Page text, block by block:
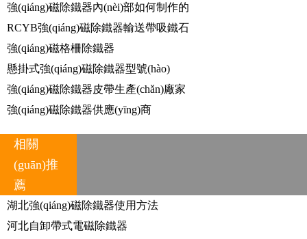
強(qiáng)磁除鐵器內(nèi)部如何制作的
RCYB強(qiáng)磁除鐵器輸送帶吸鐵石
強(qiáng)磁格柵除鐵器
懸掛式強(qiáng)磁除鐵器型號(hào)
強(qiáng)磁除鐵器皮帶生產(chǎn)廠家
強(qiáng)磁除鐵器供應(yīng)商
相關
(guān)推
薦
湖北強(qiáng)磁除鐵器使用方法
河北自卸帶式電磁除鐵器